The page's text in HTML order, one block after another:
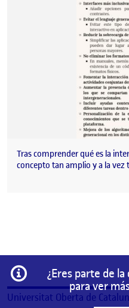
Tras comprender qué es la
concepto tan amplio y a la
Información
¿Eres parte de
para ver
Universitat Oberta de